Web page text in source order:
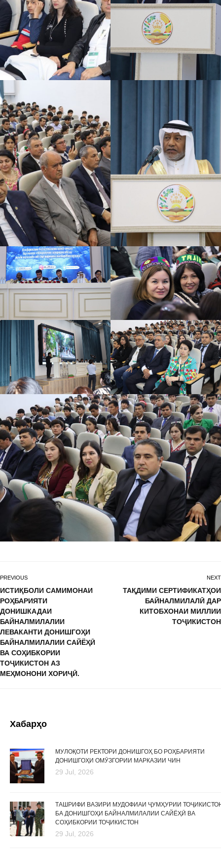
PREVIOUS
ИСТИҚБОЛИ САМИМОНАИ
РОҲБАРИЯТИ
ДОНИШКАДАИ
БАЙНАЛМИЛАЛИИ
ЛЕВАКАНТИ ДОНИШГОҲИ
БАЙНАЛМИЛАЛИИ САЙЁҲӢ
ВА СОҲИБКОРИИ
ТОҶИКИСТОН АЗ
МЕҲМОНОНИ ХОРИҶӢ.
NEXT
ТАҚДИМИ СЕРТИФИКАТҲОИ
БАЙНАЛМИЛАЛӢ ДАР
КИТОБХОНАИ МИЛЛИИ
ТОҶИКИСТОН
Хабарҳо
МУЛОҚОТИ РЕКТОРИ ДОНИШГОҲ БО РОҲБАРИЯТИ
ДОНИШГОҲИ ОМӮЗГОРИИ МАРКАЗИИ ЧИН
29 Jul, 2026
ТАШРИФИ ВАЗИРИ МУДОФИАИ ҶУМҲУРИИ
БА ДОНИШГОҲИ БАЙНАЛМИЛАЛИИ САЙЁҲӢ ВА
СОҲИБКОРИИ ТОҶИКИСТОН
29 Jul, 2026